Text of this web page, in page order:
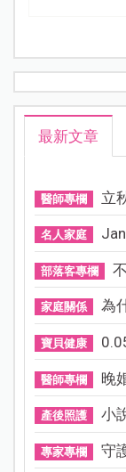
最新文章
醫師專欄 立
名人家庭
部落客專欄
家庭關係 為
寶貝健康
醫師專欄 晚
產後照護 小
專家專欄 守